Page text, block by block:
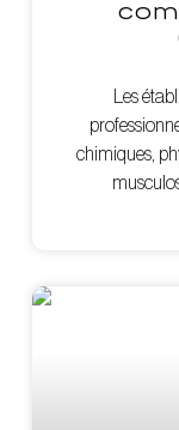
Les
chimiques,